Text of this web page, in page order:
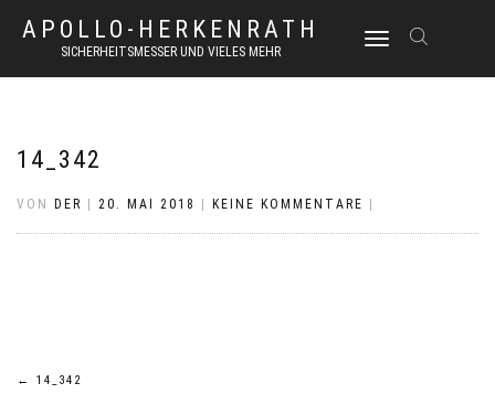
APOLLO-HERKENRATH
SICHERHEITSMESSER UND VIELES MEHR
NAVIGATION
14_342
VON DER 20. MAI 2018 KEINE KOMMENTARE
Beitrags-
← 14_342